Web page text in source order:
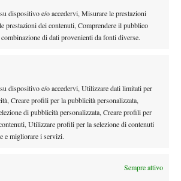
dispositivo e/o accedervi, Misurare le prestazioni
prestazioni dei contenuti, Comprendere il pubblico
di dati provenienti da fonti diverse.
dispositivo e/o accedervi, Utilizzare dati limitati per
Creare profili per la pubblicità personalizzata,
di pubblicità personalizzata, Creare profili per
Utilizzare profili per la selezione di contenuti
e migliorare i servizi.
Sempre attivo
DI TENDENZA
News
News
sfida il tempo: a quasi 40 anni entra
storia dell’Open del Canada